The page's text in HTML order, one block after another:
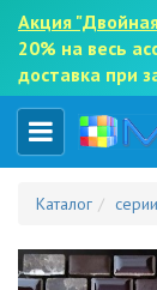
Акция
20% на весь
доставка при
Каталог